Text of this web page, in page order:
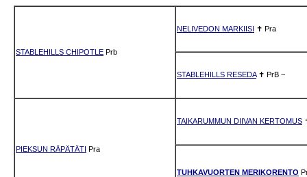
STABLEHILLS CHIPOTLE Prb
NELIVEDON MARKIISI ✝ Pra
STABLEHILLS RESEDA✝ PrB ~
PIEKSUN RÄPÄTÄTI Pra
TAIKARUMMUN DIIVAN KERTOMUS
TUHKAVUORTEN MERIKORENTO